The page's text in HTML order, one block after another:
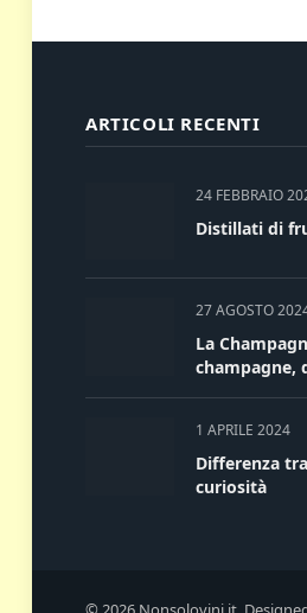
ARTICOLI RECENTI
24 FEBBRAIO
Distillati di
27 AGOSTO
La
champagne,
1 APRILE 2024
Differenza
curiosità